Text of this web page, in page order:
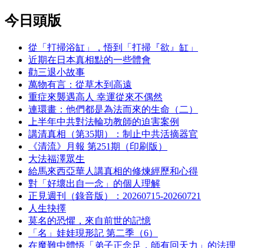
今日頭版
從「打掃浴缸」，悟到「打掃『欲』缸」
近期在日本真相點的一些體會
勸三退小故事
萬物有言：從草木到高遠
重症來襲遇高人 幸運從來不偶然
連環畫：他們都是為法而來的生命（二）
上半年中共對法輪功教師的迫害案例
講清真相（第35期）：制止中共活摘器官
《清流》月報 第251期（印刷版）
大法福澤眾生
給馬來西亞華人講真相的修煉經歷和心得
對「好壞出自一念」的個人理解
正見週刊（錄音版）：20260715-20260721
人生抉擇
莫名的恐懼，來自前世的記憶
「名」娃娃現形記 第二季（6）
在魔難中體悟「弟子正念足，師有回天力」的法理